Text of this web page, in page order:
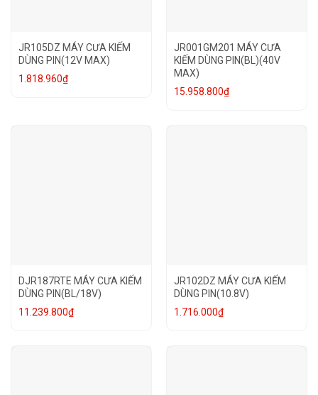
JR105DZ MÁY CƯA KIẾM
DÙNG PIN(12V MAX)
1.818.960₫
JR001GM201 MÁY CƯA
KIẾM DÙNG PIN(BL)(40V
MAX)
15.958.800₫
DJR187RTE MÁY CƯA KIẾM
DÙNG PIN(BL/18V)
11.239.800₫
JR102DZ MÁY CƯA KIẾM
DÙNG PIN(10.8V)
1.716.000₫